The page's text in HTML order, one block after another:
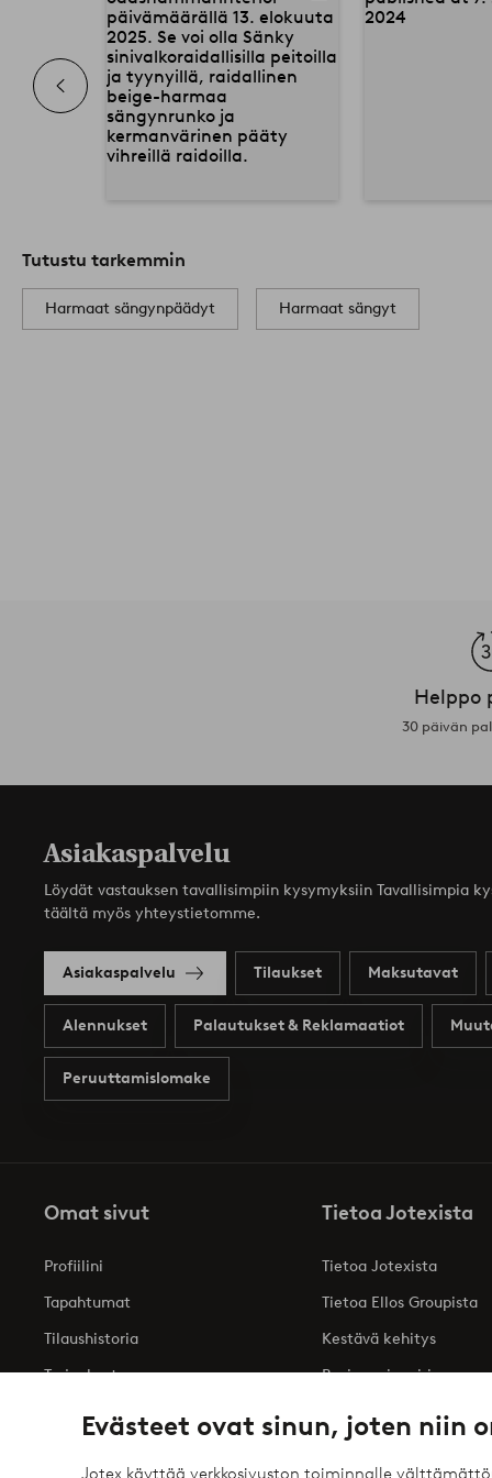
Evästeet ovat sinun, joten niin
Jotex käyttää verkkosivuston toiminnalle
Tutustu tarkemmin
Harmaat sängynpäädyt Harmaat sängyt
Helppo
30 päivän
Asiakaspalvelu
Löydät vastauksen tavallisimpiin kysymyksiin Tavallisimpia
täältä myös yhteystietomme.
Asiakaspalvelu Tilaukset Maksutavat
Alennukset Palautukset & Reklamaatiot
Peruuttamislomake
Omat sivut
Profiilini
Tapahtumat
Tilaushistoria
Tarjoukset
Tietoa Jotexista
Tietoa Jotexista
Tietoa Ellos Groupista
Kestävä kehitys
Business inquiries
Saavutettavuusseloste